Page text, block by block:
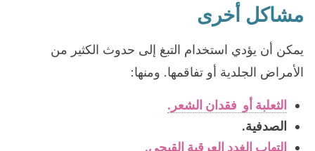
مشاكل أخرى
يمكن أن يؤدي استخدام التبغ إلى حدوث الكثير من
الأمراض الجلدية أو تفاقمها. ومنها:
الثعلبة أو فقدان الشعر.
الصدفية.
التهاب الغدد العرقية القيحي.